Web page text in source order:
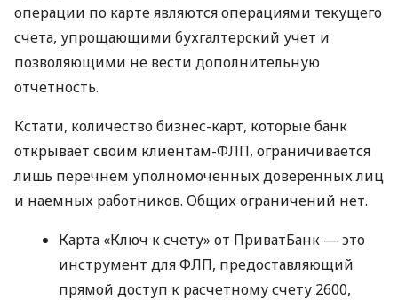
операции по карте являются операциями текущего
счета, упрощающими бухгалтерский учет и
позволяющими не вести дополнительную
отчетность.
Кстати, количество бизнес-карт, которые банк
открывает своим клиентам-ФЛП, ограничивается
лишь перечнем уполномоченных доверенных лиц
и наемных работников. Общих ограничений нет.
Карта «Ключ к счету» от ПриватБанк — это
инструмент для ФЛП, предоставляющий
прямой доступ к расчетному счету 2600,